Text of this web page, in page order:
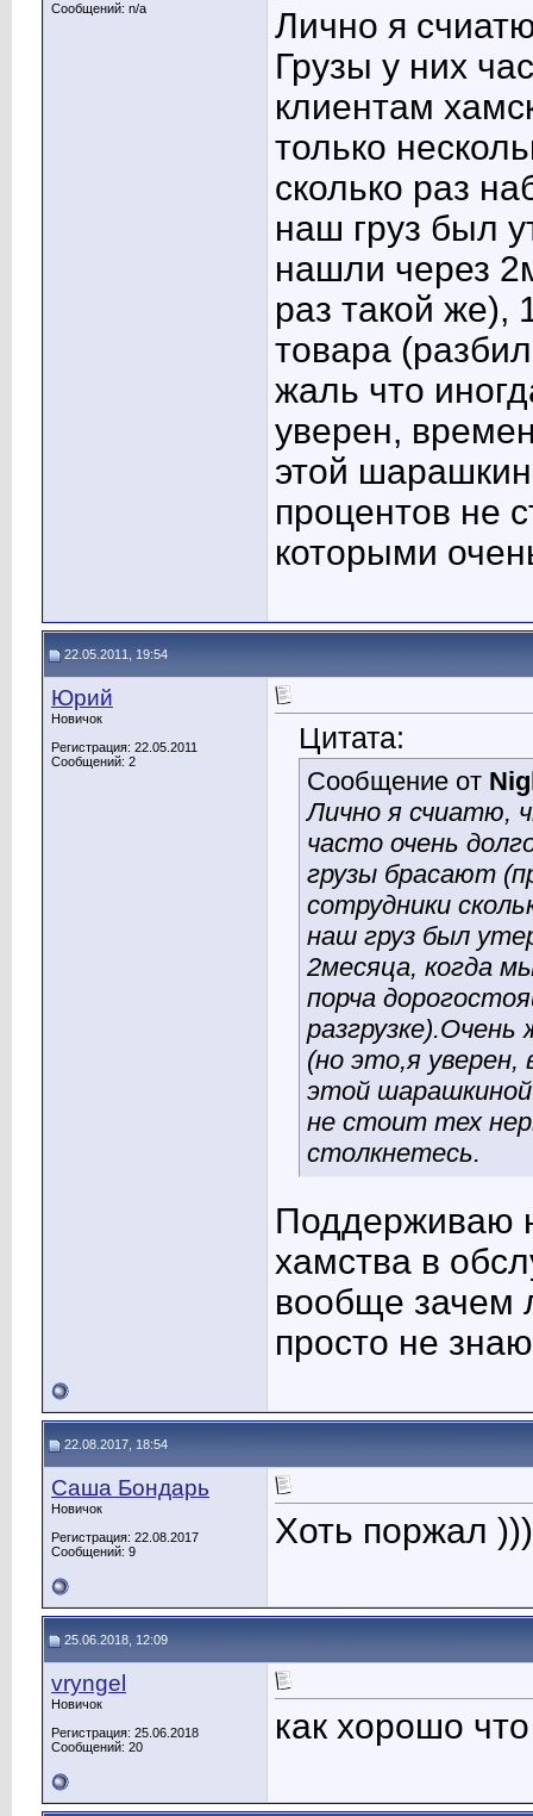
Сообщений: n/a
Лично я
Грузы у них
клиентам
только
сколько раз
наш груз был
нашли через
раз такой же),
товара
жаль что
уверен,
этой
процентов не
которыми
22.05.2011, 19:54
Юрий
Новичок
Регистрация: 22.05.2011
Сообщений: 2
Цитата:
Сообщение от
Лично я счиатю,
часто очень
грузы брасают
сотрудники
наш груз был
2месяца, когда
порча
(но это,я
этой шарашкиной
не стоит тех
столкнетесь.
Поддерживаю
хамства в
вообще зачем
просто не
22.08.2017, 18:54
Саша Бондарь
Новичок
Регистрация: 22.08.2017
Сообщений: 9
Хоть поржал )))
25.06.2018, 12:09
vryngel
Новичок
Регистрация: 25.06.2018
Сообщений: 20
как хорошо